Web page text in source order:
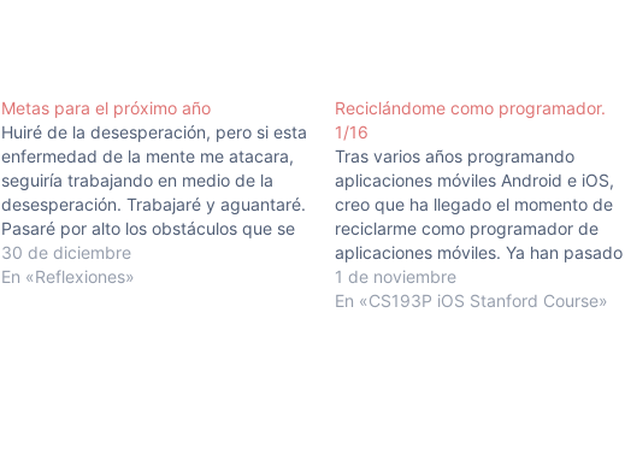
Metas para el próximo año
Huiré de la desesperación, pero si esta
enfermedad de la mente me atacara,
seguiría trabajando en medio de la
desesperación. Trabajaré y aguantaré.
Pasaré por alto los obstáculos que se
yerguen a mis pies, y mantendré los
ojos fijos en las metas por encima de
30 de diciembre
En «Reflexiones»
Reciclándome como programador.
1/16
Tras varios años programando
aplicaciones móviles Android e iOS,
creo que ha llegado el momento de
reciclarme como programador de
aplicaciones móviles. Ya han pasado
bastantes años desde que leí mis
primeros libro sobre programación
1 de noviembre
En «CS193P iOS Stanford Course»